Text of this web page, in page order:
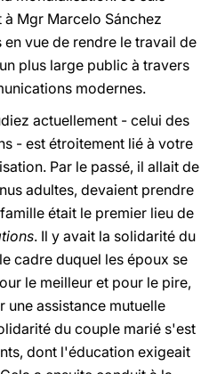
Mgr Marcelo Sánchez
vue de rendre le travail de
plus large public à travers
modernes.
actuellement - celui des
- est étroitement lié à votre
Par le passé, il allait de
adultes, devaient prendre
était le premier lieu de
. Il y avait la solidarité du
cadre duquel les époux se
le meilleur et pour le pire,
assistance mutuelle
du couple marié s'est
dont l'éducation exigeait